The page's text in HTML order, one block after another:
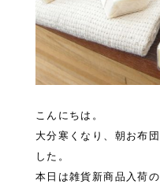
こんにちは。
大分寒くなり、朝お布
した。
本日は雑貨新商品入荷